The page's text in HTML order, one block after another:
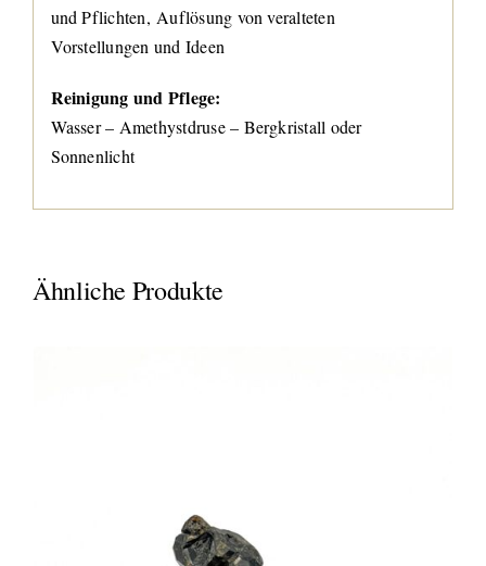
und Pflichten, Auflösung von veralteten
Vorstellungen und Ideen
Reinigung und Pflege:
Wasser – Amethystdruse – Bergkristall oder
Sonnenlicht
Ähnliche Produkte